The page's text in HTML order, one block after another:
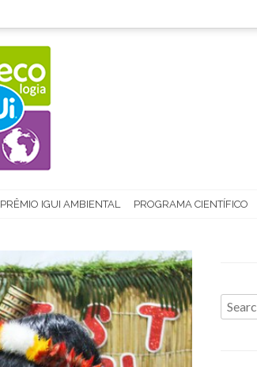
PRÊMIO IGUI AMBIENTAL PROGRAMA CIENTÍFICO
Search
for: